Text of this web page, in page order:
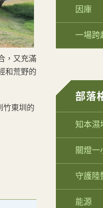
，又充滿
和荒野的
東圳的
因庫
一場跨
部落
知本濕
關燈一
守護陸
能源